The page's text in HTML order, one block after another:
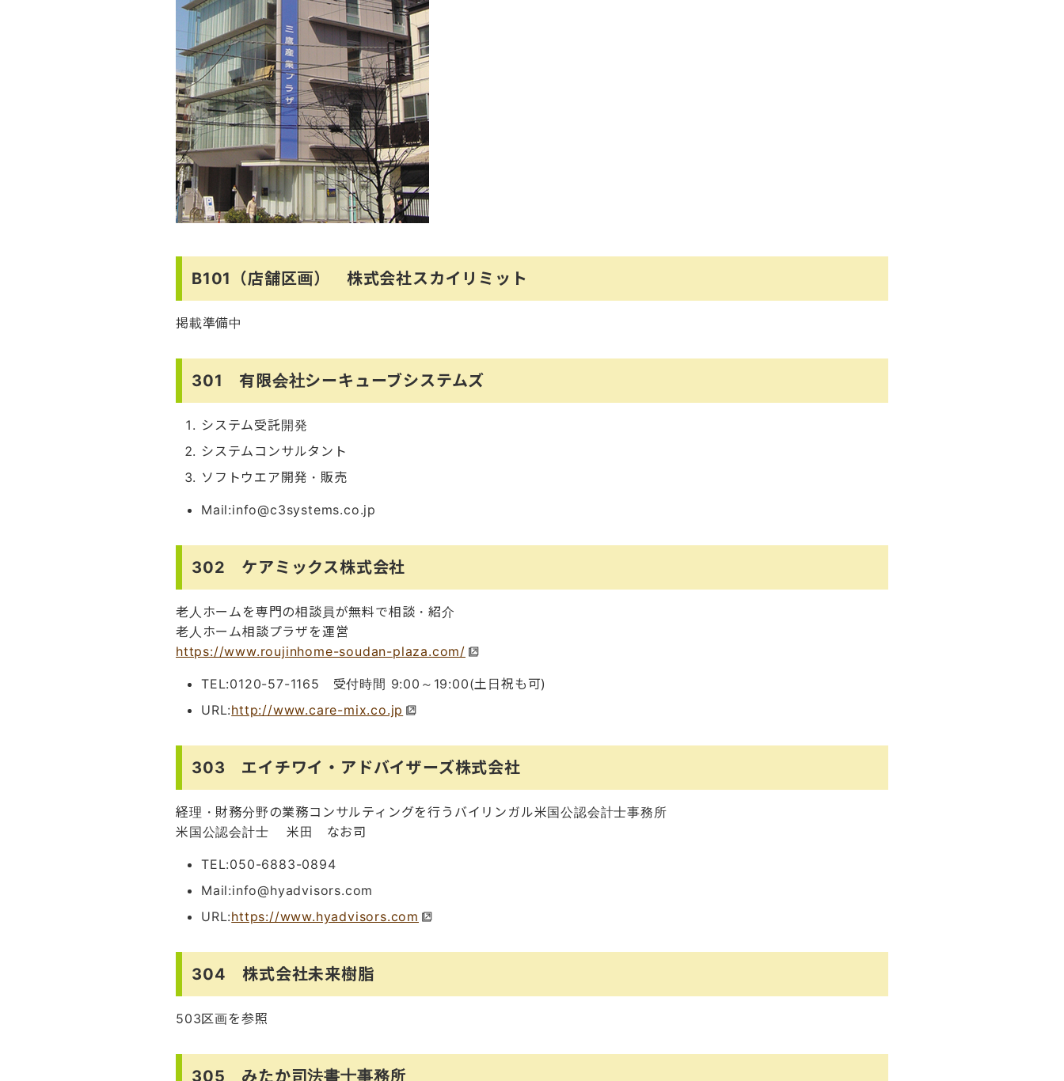
B101（店舗区画） 株式会社スカイリミット
掲載準備中
301 有限会社シーキューブシステムズ
システム受託開発
システムコンサルタント
ソフトウエア開発・販売
Mail:info@c3systems.co.jp
302 ケアミックス株式会社
老人ホームを専門の相談員が無料で相談・紹介
老人ホーム相談プラザを運営
https://www.roujinhome-soudan-plaza.com/
TEL:0120-57-1165 受付時間 9:00～19:00(土日祝も可)
URL:http://www.care-mix.co.jp
303 エイチワイ・アドバイザーズ株式会社
経理・財務分野の業務コンサルティングを行うバイリンガル米国公認会計士事務所
米国公認会計士 米田 なお司
TEL:050-6883-0894
Mail:info@hyadvisors.com
URL:https://www.hyadvisors.com
304 株式会社未来樹脂
503区画を参照
305 みたか司法書士事務所